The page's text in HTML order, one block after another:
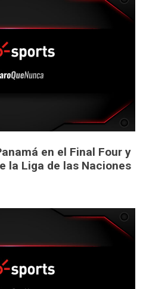
en el Final Four y
la Liga de las Naciones